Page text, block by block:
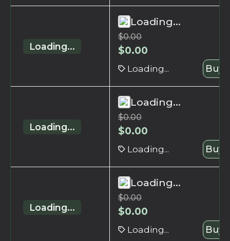
Loading...
Loading...
$0.00
$0.00
Loading... Buy
Loading...
Loading...
$0.00
$0.00
Loading... Buy
Loading...
Loading...
$0.00
$0.00
Loading... Buy